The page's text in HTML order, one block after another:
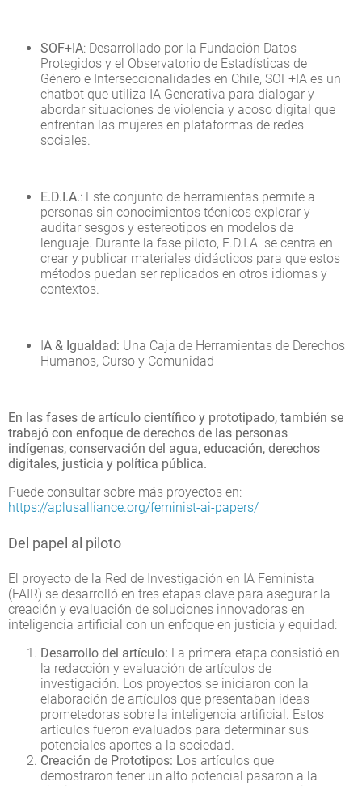
SOF+IA: Desarrollado por la Fundación Datos
Protegidos y el Observatorio de Estadísticas de
Género e Interseccionalidades en Chile, SOF+IA es un
chatbot que utiliza IA Generativa para dialogar y
abordar situaciones de violencia y acoso digital que
enfrentan las mujeres en plataformas de redes
sociales.
E.D.I.A.: Este conjunto de herramientas permite a
personas sin conocimientos técnicos explorar y
auditar sesgos y estereotipos en modelos de
lenguaje. Durante la fase piloto, E.D.I.A. se centra en
crear y publicar materiales didácticos para que estos
métodos puedan ser replicados en otros idiomas y
contextos.
IA & Igualdad: Una Caja de Herramientas de Derechos
Humanos, Curso y Comunidad
En las fases de artículo científico y prototipado, también se
trabajó con enfoque de derechos de las personas
indígenas, conservación del agua, educación, derechos
digitales, justicia y política pública.
Puede consultar sobre más proyectos en:
https://aplusalliance.org/feminist-ai-papers/
Del papel al piloto
El proyecto de la Red de Investigación en IA Feminista
(FAIR) se desarrolló en tres etapas clave para asegurar la
creación y evaluación de soluciones innovadoras en
inteligencia artificial con un enfoque en justicia y equidad:
Desarrollo del artículo: La primera etapa consistió en
la redacción y evaluación de artículos de
investigación. Los proyectos se iniciaron con la
elaboración de artículos que presentaban ideas
prometedoras sobre la inteligencia artificial. Estos
artículos fueron evaluados para determinar sus
potenciales aportes a la sociedad.
Creación de Prototipos: Los artículos que
demostraron tener un alto potencial pasaron a la